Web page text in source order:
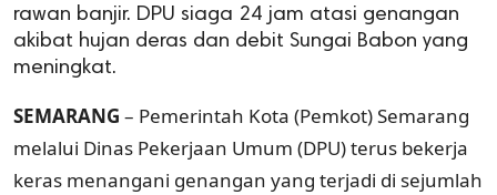
rawan banjir. DPU siaga 24 jam atasi genangan
akibat hujan deras dan debit Sungai Babon yang
meningkat.
SEMARANG – Pemerintah Kota (Pemkot) Semarang
melalui Dinas Pekerjaan Umum (DPU) terus bekerja
keras menangani genangan yang terjadi di sejumlah